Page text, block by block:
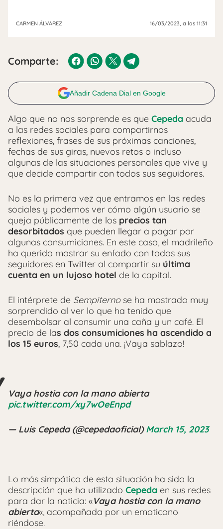
CARMEN ÁLVAREZ 16/03/2023, a las 11:31
Comparte:
Añadir Cadena Dial en Google
Algo que no nos sorprende es que Cepeda acuda
a las redes sociales para compartirnos
reflexiones, frases de sus próximas canciones,
fechas de sus giras, nuevos retos o incluso
algunas de las situaciones personales que vive y
que decide compartir con todos sus seguidores.
No es la primera vez que entramos en las redes
sociales y podemos ver cómo algún usuario se
queja públicamente de los precios tan
desorbitados que pueden llegar a pagar por
algunas consumiciones. En este caso, el madrileño
ha querido mostrar su enfado con todos sus
seguidores en Twitter al compartir su última
cuenta en un lujoso hotel de la capital.
El intérprete de Sempiternose ha mostrado muy
sorprendido al ver lo que ha tenido que
desembolsar al consumir una caña y un café. El
precio de las dos consumiciones ha ascendido a
los 15 euros, 7,50 cada una. ¡Vaya sablazo!
Vaya hostia con la mano abierta
pic.twitter.com/xy7wOeEnpd
— Luis Cepeda (@cepedaoficial)March 15, 2023
Lo más simpático de esta situación ha sido la
descripción que ha utilizado Cepeda en sus redes
para dar la noticia: «Vaya hostia con la mano
abierta«, acompañada por un emoticono
riéndose.